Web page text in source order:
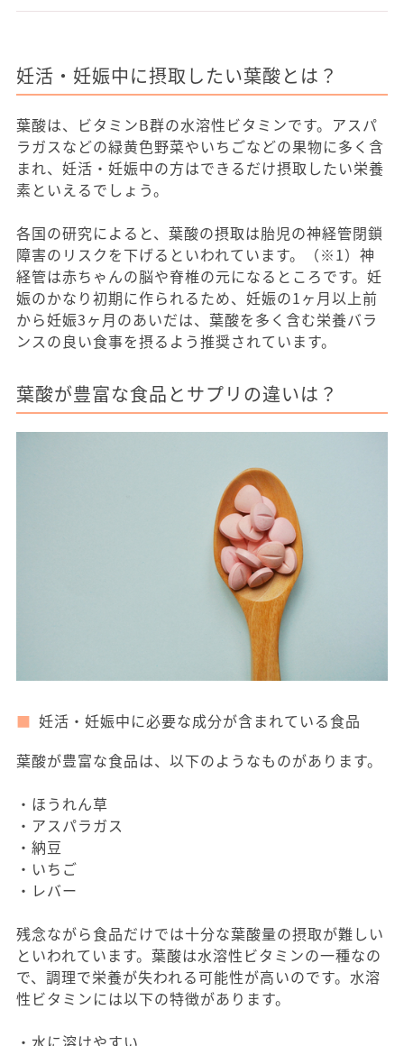
妊活・妊娠中に摂取したい葉酸とは？
葉酸は、ビタミンB群の水溶性ビタミンです。アスパ
ラガスなどの緑黄色野菜やいちごなどの果物に多く含
まれ、妊活・妊娠中の方はできるだけ摂取したい栄養
素といえるでしょう。
各国の研究によると、葉酸の摂取は胎児の神経管閉鎖
障害のリスクを下げるといわれています。（※1）神
経管は赤ちゃんの脳や脊椎の元になるところです。妊
娠のかなり初期に作られるため、妊娠の1ヶ月以上前
から妊娠3ヶ月のあいだは、葉酸を多く含む栄養バラ
ンスの良い食事を摂るよう推奨されています。
葉酸が豊富な食品とサプリの違いは？
妊活・妊娠中に必要な成分が含まれている食品
葉酸が豊富な食品は、以下のようなものがあります。
・ほうれん草
・アスパラガス
・納豆
・いちご
・レバー
残念ながら食品だけでは十分な葉酸量の摂取が難しい
といわれています。葉酸は水溶性ビタミンの一種なの
で、調理で栄養が失われる可能性が高いのです。水溶
性ビタミンには以下の特徴があります。
・水に溶けやすい